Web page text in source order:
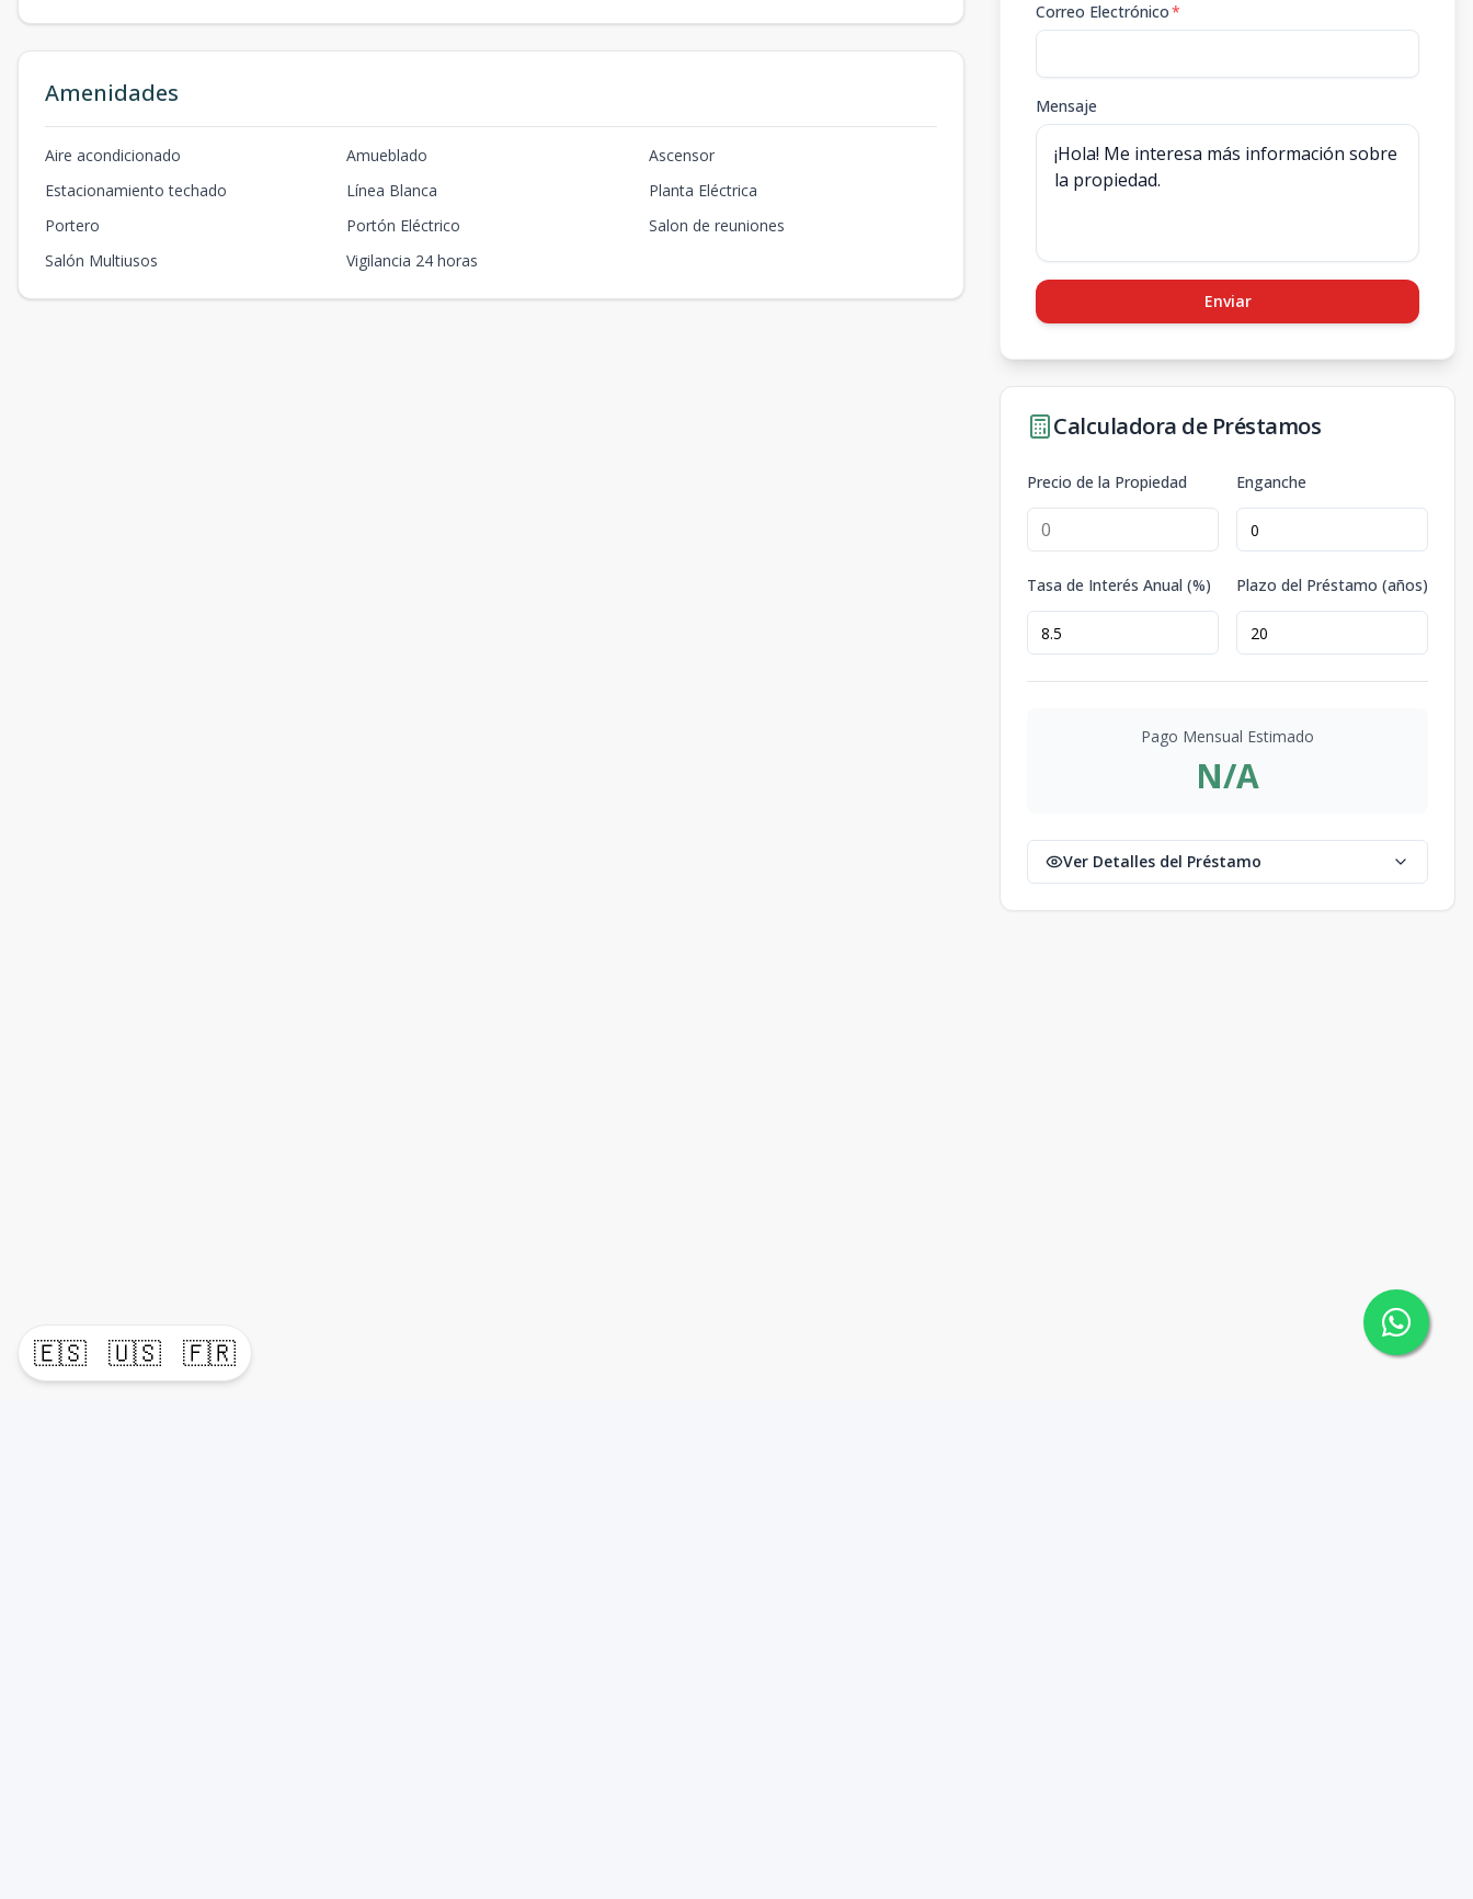
🇪🇸 🇺🇸 🇫🇷
Amenidades
Aire acondicionado Amueblado
Ascensor
Estacionamiento techado
Línea Blanca
Planta Eléctrica
Portero
Portón Eléctrico
Salon de reuniones
Salón Multiusos
Vigilancia 24 horas
Correo Electrónico*
Mensaje
Enviar
Calculadora de Préstamos
Precio de la Propiedad Enganche
Tasa de Interés Anual (%) Plazo del Préstamo (años)
Pago Mensual Estimado
N/A
Ver Detalles del Préstamo